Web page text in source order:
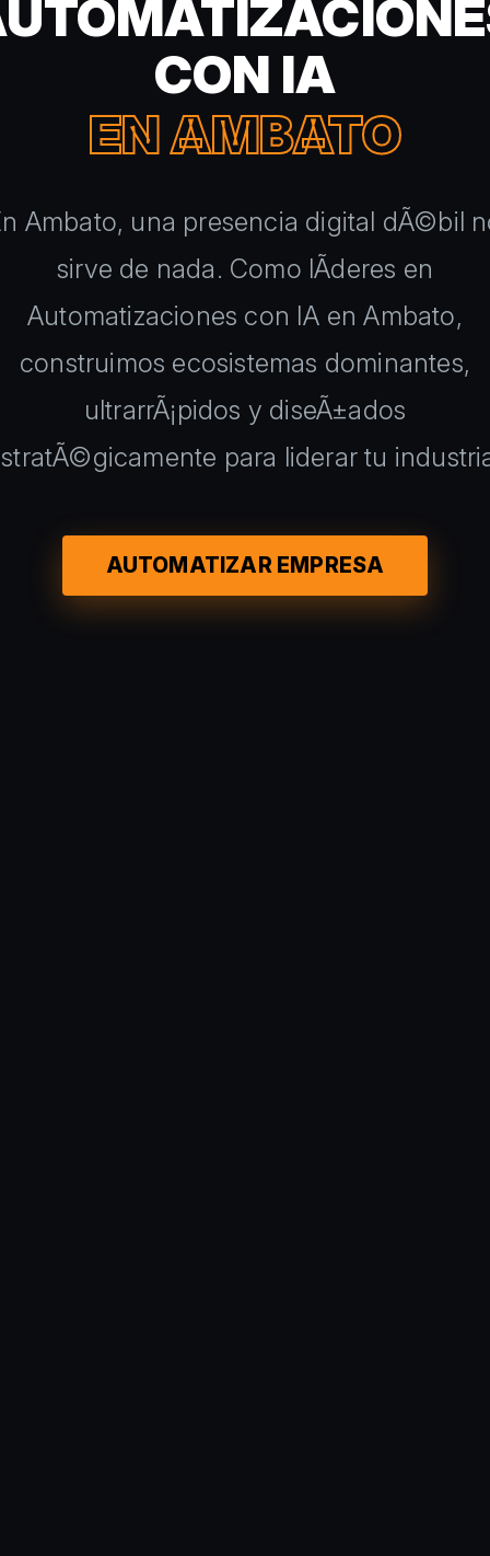
CON IA
EN AMBATO
Ambato, una presencia digital dÃ©bil
sirve de nada. Como lÃ­deres en
Automatizaciones con IA en Ambato,
construimos ecosistemas dominantes,
ultrarrÃ¡pidos y diseÃ±ados
para liderar tu
AUTOMATIZAR EMPRESA